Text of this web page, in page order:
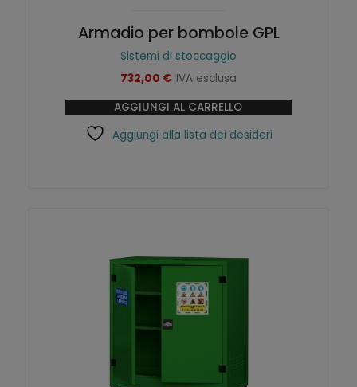
Armadio per bombole GPL
Sistemi di stoccaggio
732,00 € IVA esclusa
AGGIUNGI AL CARRELLO
Aggiungi alla lista dei desideri